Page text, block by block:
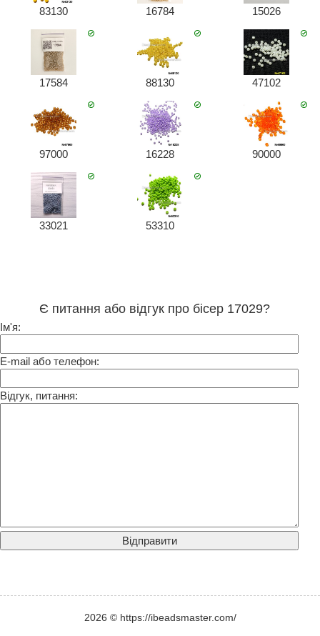
83130 16784 15026
17584 88130 47102
97000 16228 90000
33021 53310
Є питання або відгук про бісер 17029?
Ім'я:
E-mail або телефон:
Відгук, питання:
2026 © https://ibeadsmaster.com/